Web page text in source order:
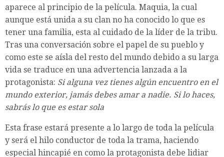
aparece al principio de la película. Maquia, la cual
aunque está unida a su clan no ha conocido lo que es
tener una familia, esta al cuidado de la líder de la tribu.
Tras una conversación sobre el papel de su pueblo y
como este se aísla del resto del mundo debido a su larga
vida se traduce en una advertencia lanzada a la
protagonista: Si alguna vez tienes algún encuentro en el
mundo exterior, jamás debes amar a nadie. Si lo haces,
sabrás lo que es estar sola
Esta frase estará presente a lo largo de toda la película
y será el hilo conductor de toda la trama, haciendo
especial hincapié en como la protagonista debe lidiar